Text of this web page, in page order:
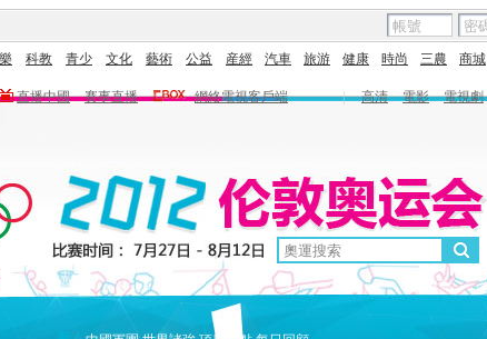
科教 青少 文化 藝術 公益 産經 汽車 旅游 健康 時尚 三農 商城
直播中國 賽事直播 網絡電視客戶端 | 高清 電影 電視劇